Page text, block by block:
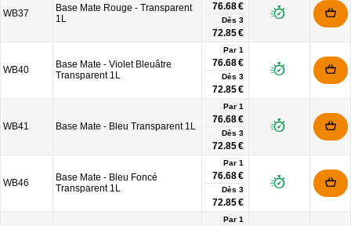
WB37
Base Mate Rouge - Transparent
1L
76.68 €
Dès 3
72.85 €
WB40
Base Mate - Violet Bleuâtre
Transparent 1L
Par 1
76.68 €
Dès 3
72.85 €
WB41 Base Mate - Bleu Transparent 1L
Par 1
76.68 €
Dès 3
72.85 €
WB46
Base Mate - Bleu Foncé
Transparent 1L
Par 1
76.68 €
Dès 3
72.85 €
Par 1